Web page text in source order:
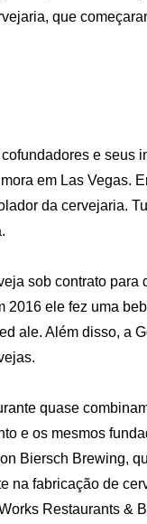
que
e
em Las Vegas.
da cervejaria.
sob contrato
2016 ele fez uma
ale. Além disso, a
quase
e os mesmos
Biersch Brewing,
na fabricação de
Restaurants &